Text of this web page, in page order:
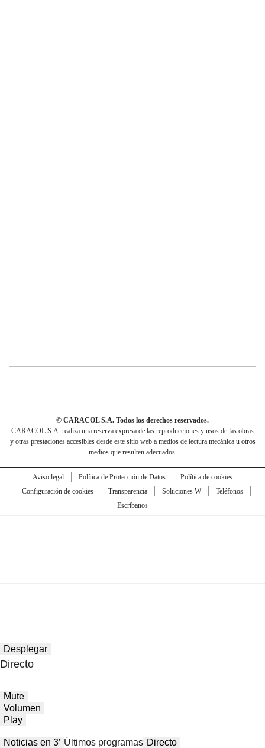
© CARACOL S.A. Todos los derechos reservados.
CARACOL S.A. realiza una reserva expresa de las reproducciones y usos de las obras
y otras prestaciones accesibles desde este sitio web a medios de lectura mecánica u otros
medios que resulten adecuados.
Aviso legal Política de Protección de Datos
Política de cookies
Configuración de cookies
Transparencia Soluciones W
Teléfonos
Escríbanos
Desplegar
Directo
Mute
Volumen
Play
Noticias en 3′ Últimos programas Directo